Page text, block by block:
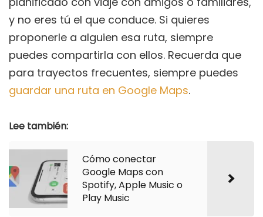
y no eres tú el que conduce. Si quieres
proponerle a alguien esa ruta, siempre
puedes compartirla con ellos. Recuerda que
para trayectos frecuentes, siempre puedes
guardar una ruta en Google Maps.
Lee también:
Cómo conectar
Google Maps con
Spotify, Apple Music o
Play Music